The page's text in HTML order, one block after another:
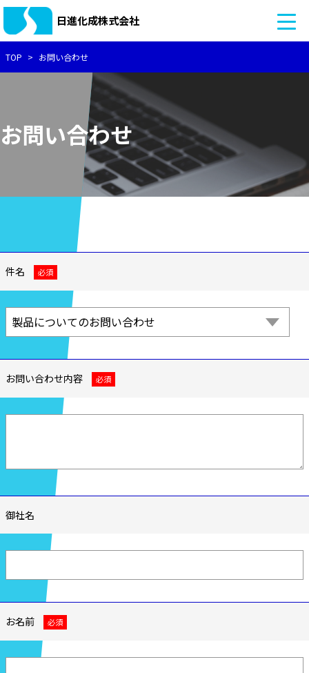
日進化成株式会社
TOP お問い合わせ
お問い合わせ
件名 必須
お問い合わせ内容 必須
御社名
お名前 必須